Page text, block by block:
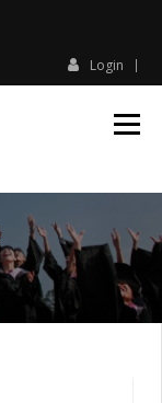
Login